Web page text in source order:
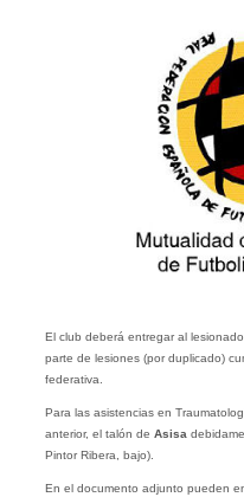
El club deberá entregar al
parte de lesiones (por duplicado)
federativa.
Para las asistencias en
anterior, el talón de Asisa
Pintor Ribera, bajo).
En el documento adjunto pueden